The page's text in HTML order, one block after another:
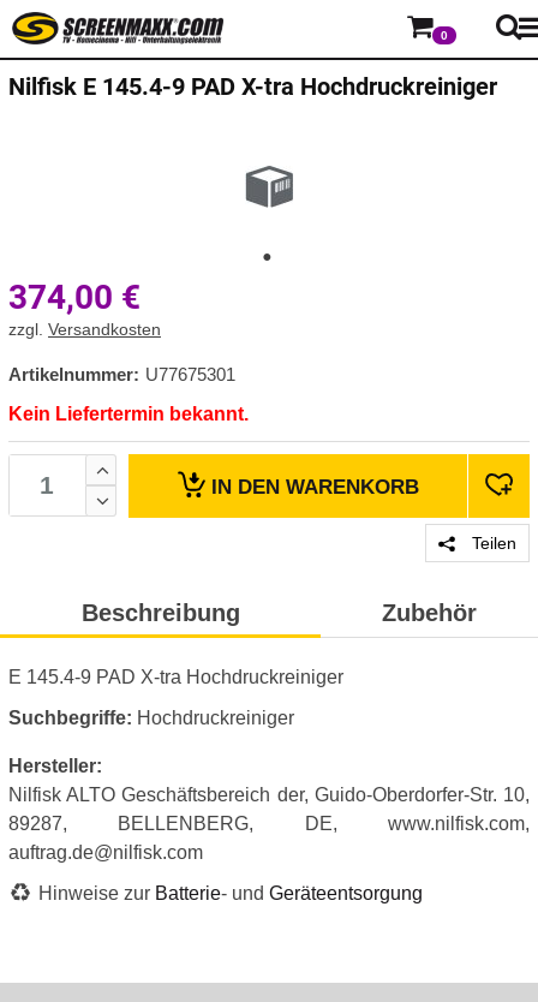
0
Nilfisk E 145.4-9 PAD X-tra Hochdruckreiniger
374,00 €
zzgl. Versandkosten
Artikelnummer: U77675301
Kein Liefertermin bekannt.
IN DEN WARENKORB
Teilen
Beschreibung Zubehör
E 145.4-9 PAD X-tra Hochdruckreiniger
Suchbegriffe: Hochdruckreiniger
Hersteller:
Nilfisk ALTO Geschäftsbereich der, Guido-Oberdorfer-Str. 10,
89287, BELLENBERG, DE, www.nilfisk.com,
auftrag.de@nilfisk.com
Hinweise zur Batterie- und Geräteentsorgung